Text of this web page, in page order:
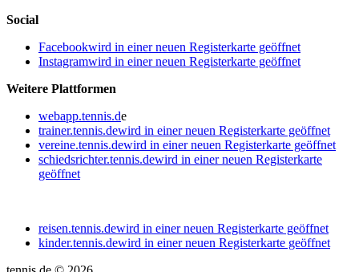
Social
Facebookwird in einer neuen Registerkarte geöffnet
Instagramwird in einer neuen Registerkarte geöffnet
Weitere Plattformen
webapp.tennis.de
trainer.tennis.dewird in einer neuen Registerkarte geöffnet
vereine.tennis.dewird in einer neuen Registerkarte geöffnet
schiedsrichter.tennis.dewird in einer neuen Registerkarte
geöffnet
reisen.tennis.dewird in einer neuen Registerkarte geöffnet
kinder.tennis.dewird in einer neuen Registerkarte geöffnet